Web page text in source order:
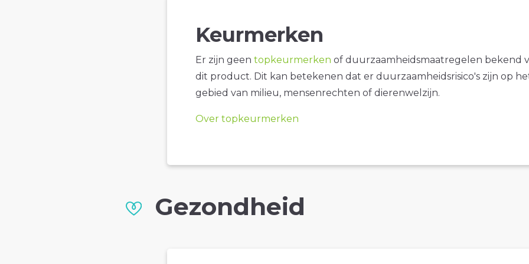
Keurmerken
Er zijn geen topkeurmerken of duurzaamheidsmaatregelen bekend
dit product. Dit kan betekenen dat er duurzaamheidsrisico's zijn op
gebied van milieu, mensenrechten of dierenwelzijn.
Over topkeurmerken
Gezondheid